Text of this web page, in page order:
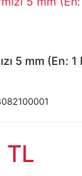
5 mm (En:
TL